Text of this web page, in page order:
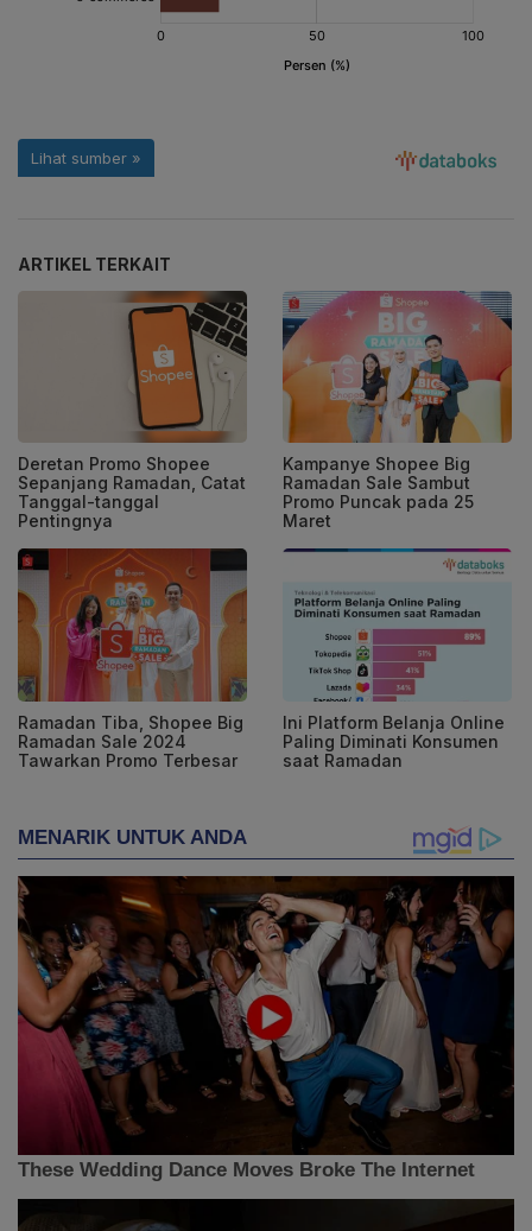
ARTIKEL TERKAIT
Deretan Promo Shopee
Sepanjang Ramadan, Catat
Tanggal-tanggal
Pentingnya
Kampanye Shopee Big
Ramadan Sale Sambut
Promo Puncak pada 25
Maret
Ramadan Tiba, Shopee Big
Ramadan Sale 2024
Tawarkan Promo Terbesar
Ini Platform Belanja Online
Paling Diminati Konsumen
saat Ramadan